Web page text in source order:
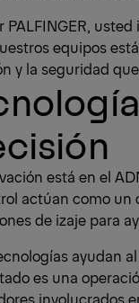
PALFINGER,
equipos
y la seguridad
está en el
actúan como un
de izaje para
ayudan
es una
involucrados